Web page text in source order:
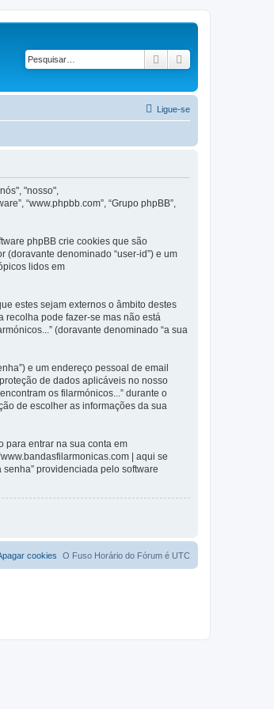
Pesquisar
Ligue-se
"nosso",
“www.phpbb.com”, “Grupo phpBB”,
phpBB crie cookies que são
denominado “user-id”) e um
lidos em
estes sejam externos o âmbito destes
recolha pode fazer-se mas não está
(doravante denominado “a sua
e um endereço pessoal de email
de dados aplicáveis no nosso
os filarmónicos...” durante o
de escolher as informações da sua
para entrar na sua conta em
| aqui se
providenciada pelo software
O Fuso Horário do Fórum é UTC
cookies